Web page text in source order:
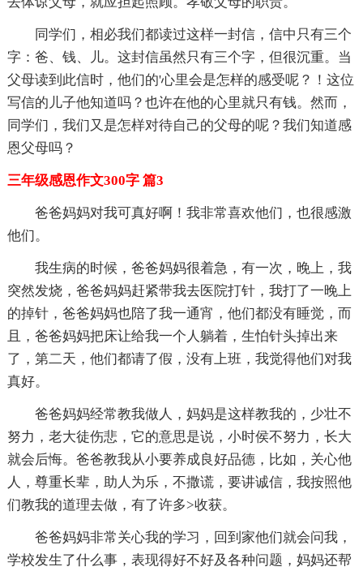
同学们，相必我们都读过这样一封信，信中只有三个
字：爸、钱、儿。这封信虽然只有三个字，但很沉重。当
父母读到此信时，他们的'心里会是怎样的感受呢？！这位
写信的儿子他知道吗？也许在他的心里就只有钱。然而，
同学们，我们又是怎样对待自己的父母的呢？我们知道感
恩父母吗？
三年级感恩作文300字 篇3
爸爸妈妈对我可真好啊！我非常喜欢他们，也很感激
他们。
我生病的时候，爸爸妈妈很着急，有一次，晚上，我
突然发烧，爸爸妈妈赶紧带我去医院打针，我打了一晚上
的掉针，爸爸妈妈也陪了我一通宵，他们都没有睡觉，而
且，爸爸妈妈把床让给我一个人躺着，生怕针头掉出来
了，第二天，他们都请了假，没有上班，我觉得他们对我
真好。
爸爸妈妈经常教我做人，妈妈是这样教我的，少壮不
努力，老大徒伤悲，它的意思是说，小时侯不努力，长大
就会后悔。爸爸教我从小要养成良好品德，比如，关心他
人，尊重长辈，助人为乐，不撒谎，要讲诚信，我按照他
们教我的道理去做，有了许多>收获。
爸爸妈妈非常关心我的学习，回到家他们就会问我，
学校发生了什么事，表现得好不好及各种问题，妈妈还帮